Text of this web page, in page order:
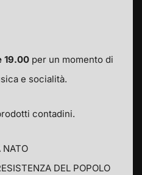
19.00 per un momento di
e socialità.
contadini.
NATO
DEL POPOLO